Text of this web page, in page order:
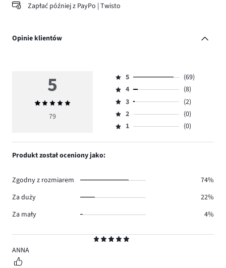
Zapłać później z PayPo | Twisto
Opinie klientów
5
ANNA
5
Średnia
ocena
79
Ocena
5,
ilość
głosów
69.
5
(69)
Ocena
4,
ilość
głosów
4
(8)
Ocena
3,
ilość
3
(2)
Ocena
2,
2
(0)
Ocena
1,
1 (0)
Produkt został oceniony jako:
Zgodny z rozmiarem
74%
Za duży
22%
Za mały
4%